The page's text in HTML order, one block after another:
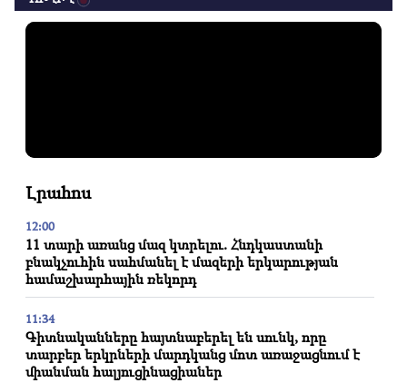
Լրահոս
12:00
11 տարի առանց մազ կտրելու. Հնդկաստանի
բնակչուհին սահմանել է մազերի երկարության
համաշխարհային ռեկորդ
11:34
Գիտնականները հայտնաբերել են սունկ, որը
տարբեր երկրների մարդկանց մոտ առաջացնում է
միանման հալյուցինացիաներ